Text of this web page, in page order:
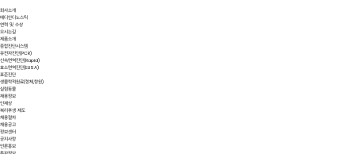
회사소개
메디안디노스틱
연혁 및 수상
오시는길
제품소개
종합진단시스템
유전자진단(PCR)
신속면역진단(Rapid)
효소면역진단(ELISA)
표준진단
생물학적원료(항체,항원)
실험동물
채용정보
인재상
복리후생 제도
채용절차
채용공고
정보센터
공지사항
언론홍보